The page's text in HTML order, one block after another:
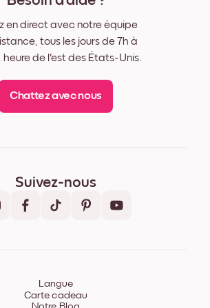
en direct avec notre équipe
tous les jours de 7h à
heure de l'est des États-Unis.
Chattez avec nous
Suivez-nous
Langue
Carte cadeau